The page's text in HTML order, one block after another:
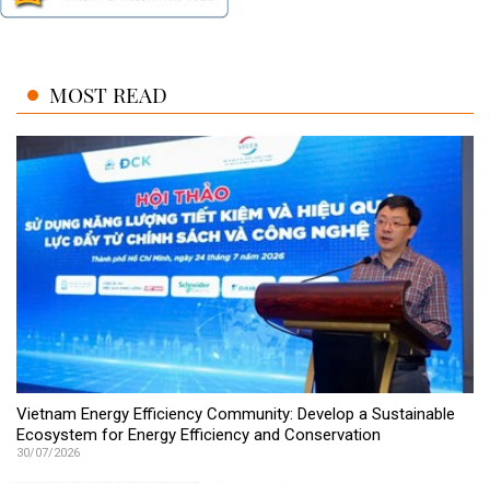
MOST READ
Vietnam Energy Efficiency Community: Develop a Sustainable
Ecosystem for Energy Efficiency and Conservation
30/07/2026